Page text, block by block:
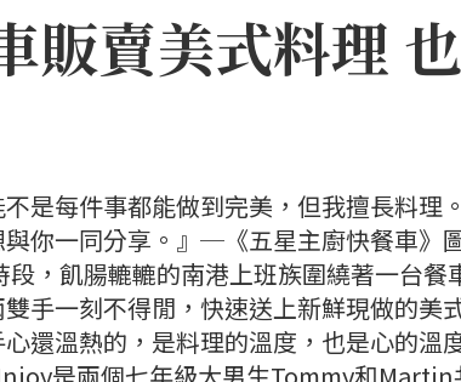
販賣美式料理
不是每件事都能做到完美，但我擅長料理
你一同分享。』─《五星主廚快餐車》
段，飢腸轆轆的南港上班族圍繞著一台餐
手一刻不得閒，快速送上新鮮現做的美
還溫熱的，是料理的溫度，也是心的溫